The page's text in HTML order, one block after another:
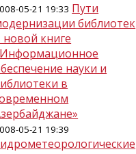
05-21 19:33 Пути
библиотек
новой книге
науки и
в
05-21 19:39